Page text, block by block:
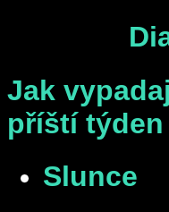
Jak
příští týden
Slunce